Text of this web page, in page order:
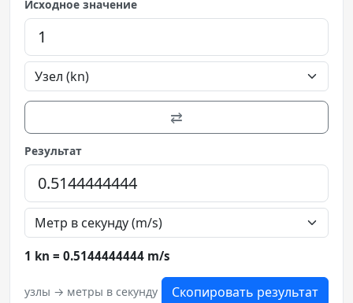
Исходное значение
⇄
Результат
1 kn = 0.5144444444 m/s
узлы → метры в секунду Скопировать результат